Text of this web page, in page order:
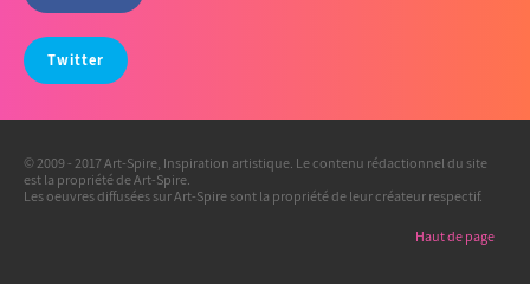
Twitter
© 2009 - 2017 Art-Spire, Inspiration artistique. Le contenu rédactionnel du site
est la propriété de Art-Spire.
Les oeuvres diffusées sur Art-Spire sont la propriété de leur créateur respectif.
Haut de page